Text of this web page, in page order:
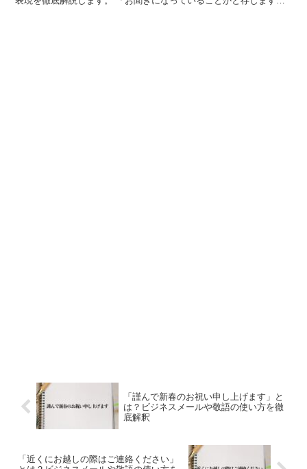
「謹んで新春のお祝い申し上げます」と
は？ビジネスメールや敬語の使い方を徹
底解釈
「近くにお越しの際はご連絡ください」